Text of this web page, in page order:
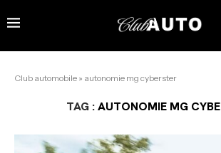
Club automobile » autonomie mg cyberster
TAG :AUTONOMIE MG